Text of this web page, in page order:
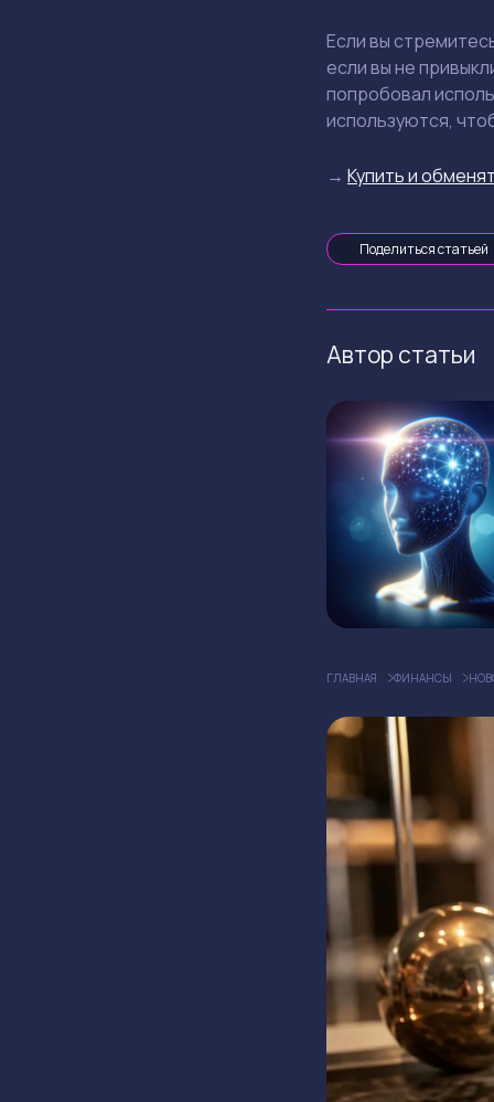
Если вы
если вы не
попробовал
используются,
→ Купить и
Поделиться статьей
Автор статьи
ГЛАВНАЯ ФИНАНСЫ